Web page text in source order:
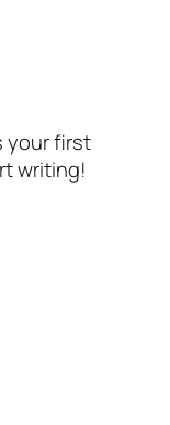
your first
writing!